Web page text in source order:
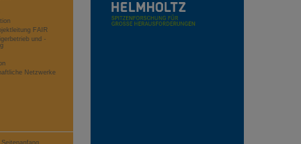
FAIR
und -
Netzwerke